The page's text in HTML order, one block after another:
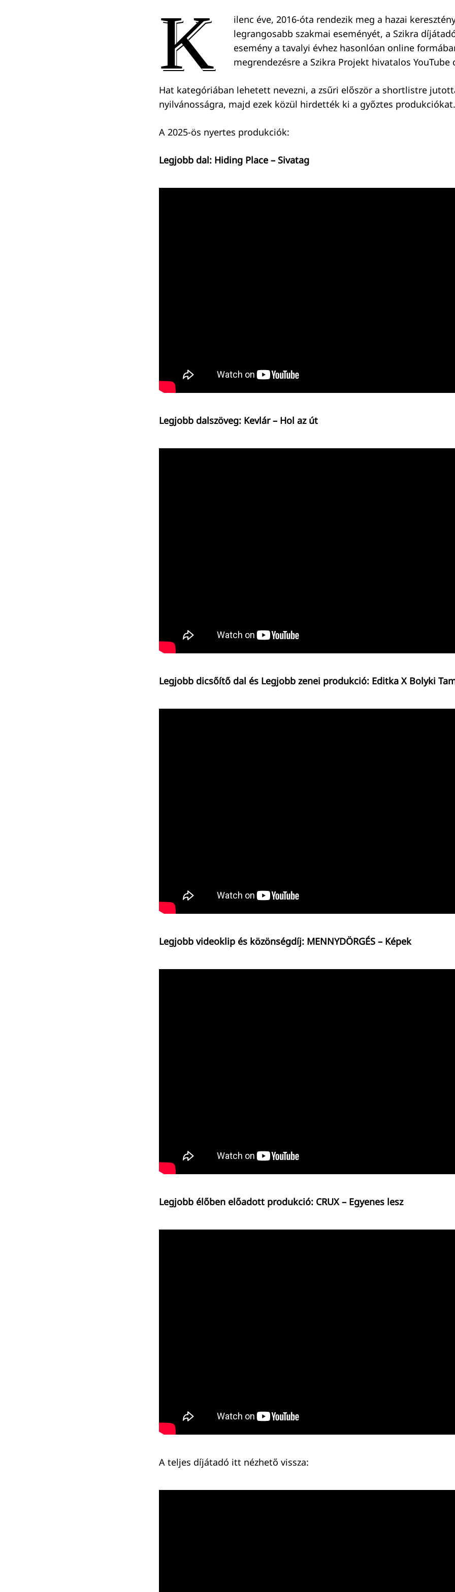
K
ilenc éve, 2016-óta rendezik meg a hazai
legrangosabb szakmai eseményét, a Szikra
esemény a tavalyi évhez hasonlóan online
megrendezésre a Szikra Projekt hivatalos YouTube
Hat kategóriában lehetett nevezni, a zsűri először a shortlistre
nyilvánosságra, majd ezek közül hirdették ki a győztes produkciókat.
A 2025-ös nyertes produkciók:
Legjobb dal: Hiding Place – Sivatag
Legjobb dalszöveg: Kevlár – Hol az út
Legjobb dicsőítő dal és Legjobb zenei produkció: Editka X Bolyki
Legjobb videoklip és közönségdíj: MENNYDÖRGÉS – Képek
Legjobb élőben előadott produkció: CRUX – Egyenes lesz
A teljes díjátadó itt nézhető vissza: